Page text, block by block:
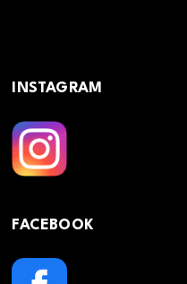
INSTAGRAM
FACEBOOK